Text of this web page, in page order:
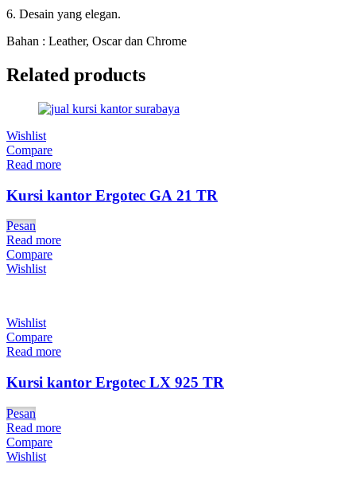
6. Desain yang elegan.
Bahan : Leather, Oscar dan Chrome
Related products
Wishlist
Compare
Read more
Kursi kantor Ergotec GA 21 TR
Pesan
Read more
Compare
Wishlist
Wishlist
Compare
Read more
Kursi kantor Ergotec LX 925 TR
Pesan
Read more
Compare
Wishlist